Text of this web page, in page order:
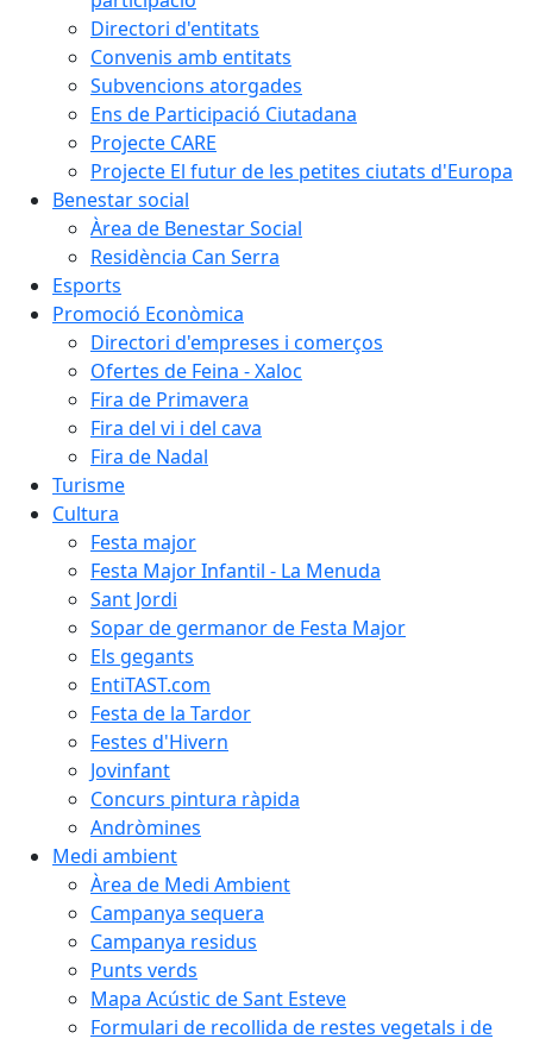
Directori d'entitats
Convenis amb entitats
Subvencions atorgades
Ens de Participació Ciutadana
Projecte CARE
Projecte El futur de les petites ciutats d'Europa
Benestar social
Àrea de Benestar Social
Residència Can Serra
Esports
Promoció Econòmica
Directori d'empreses i comerços
Ofertes de Feina - Xaloc
Fira de Primavera
Fira del vi i del cava
Fira de Nadal
Turisme
Cultura
Festa major
Festa Major Infantil - La Menuda
Sant Jordi
Sopar de germanor de Festa Major
Els gegants
EntiTAST.com
Festa de la Tardor
Festes d'Hivern
Jovinfant
Concurs pintura ràpida
Andròmines
Medi ambient
Àrea de Medi Ambient
Campanya sequera
Campanya residus
Punts verds
Mapa Acústic de Sant Esteve
Formulari de recollida de restes vegetals i de